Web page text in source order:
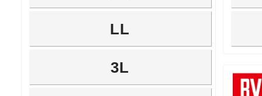
LL
3L